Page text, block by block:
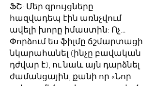
ՖՇ: Մեր զրույցները
հազվադեպ էին առնչվում
ավելի խորը իմաստին: Ոչ…
Փորձում ես ֆիլմը ճշմարտացի
նկարահանել (ինչը բավական
դժվար է), ու նաև այն դարձնել
ժամանցային, քանի որ «Նոր